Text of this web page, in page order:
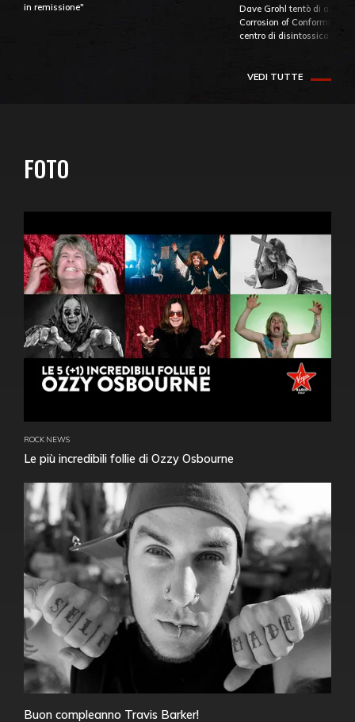
in remissione"
Dave Grohl tentò di
Corrosion of Conformity
centro di
VEDI TUTTE
FOTO
ROCK NEWS
Le più incredibili follie di Ozzy Osbourne
Buon compleanno Travis Barker!